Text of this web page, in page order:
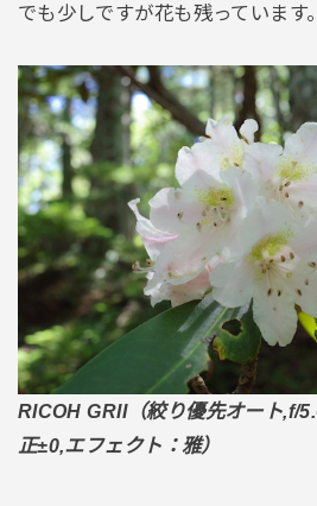
でも少しですが花も残っています。
RICOH GRII（絞り優先オート,f/
正±0,エフェクト：雅）